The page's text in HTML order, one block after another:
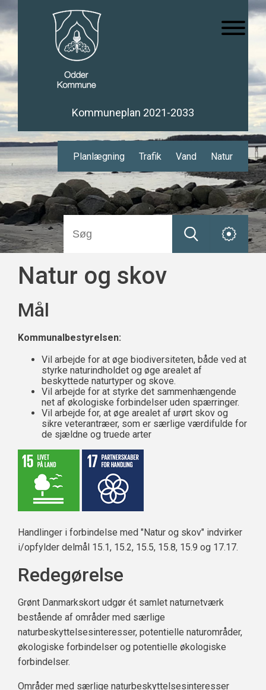
Kommuneplan 2021-2033
Planlægning Trafik Vand Natur
Natur og skov
Mål
Kommunalbestyrelsen:
Vil arbejde for at øge biodiversiteten, både ved at
styrke naturindholdet og øge arealet af
beskyttede naturtyper og skove.
Vil arbejde for at styrke det sammenhængende
net af økologiske forbindelser uden spærringer.
Vil arbejde for, at øge arealet af urørt skov og
sikre veterantræer, som er særlige værdifulde for
de sjældne og truede arter
Handlinger i forbindelse med "Natur og skov" indvirker
i/opfylder delmål 15.1, 15.2, 15.5, 15.8, 15.9 og 17.17.
Redegørelse
Grønt Danmarkskort udgør ét samlet naturnetværk
bestående af områder med særlige
naturbeskyttelsesinteresser, potentielle naturområder,
økologiske forbindelser og potentielle økologiske
forbindelser.
Områder med særlige naturbeskyttelsesinteresser